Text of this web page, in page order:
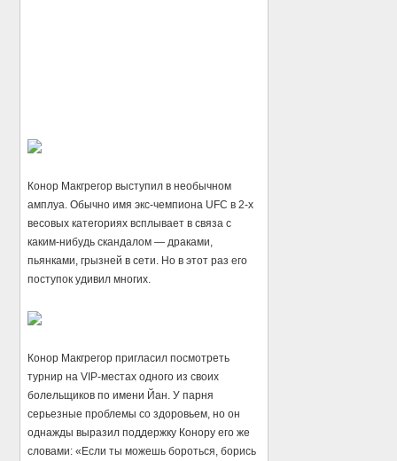
Конор Макгрегор выступил в необычном
амплуа. Обычно имя экс-чемпиона UFC в 2-х
весовых категориях всплывает в связа с
каким-нибудь скандалом — драками,
пьянками, грызней в сети. Но в этот раз его
поступок удивил многих.
Конор Макгрегор пригласил посмотреть
турнир на VIP-местах одного из своих
болельщиков по имени Йан. У парня
серьезные проблемы со здоровьем, но он
однажды выразил поддержку Конору его же
словами: «Если ты можешь бороться, борись